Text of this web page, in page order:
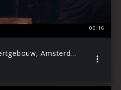
06:16
Klangfall (Live at Concertgebouw, Amsterdam / 2019)